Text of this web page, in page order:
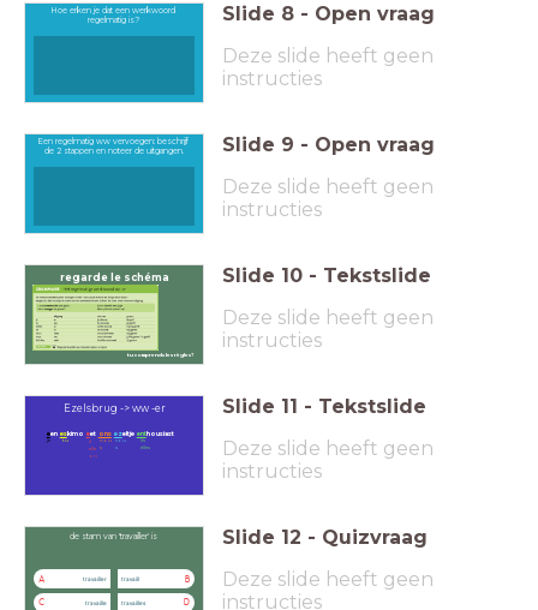
Hoe erken je dat een werkwoord
regelmatig is?
Slide 8 - Open vraag
Deze slide heeft geen
instructies
Een regelmatig ww vervoegen: beschrijf
de 2 stappen en noteer de uitgangen.
Slide 9 - Open vraag
Deze slide heeft geen
instructies
regarde le schéma
tu comprends les règles?
Slide 10 - Tekstslide
Deze slide heeft geen
instructies
Ezelsbrug -> ww -er
een eskimo eet ons ezeltje enthousiast
je tu
il
elle
on
nou
s
vou
s
ils
elles
Slide 11 - Tekstslide
Deze slide heeft geen
instructies
de stam van 'travailler' is
A travailler B
travaill
C travaille D
travailles
Slide 12 - Quizvraag
Deze slide heeft geen
instructies